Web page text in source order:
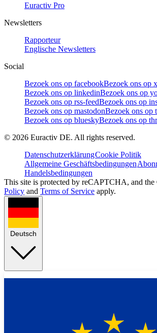
Euractiv Pro
Newsletters
Rapporteur
Englische Newsletters
Social
Bezoek ons op facebookBezoek ons op x
Bezoek ons op linkedinBezoek ons op
Bezoek ons op rss-feedBezoek ons op
Bezoek ons op mastodonBezoek ons op
Bezoek ons op blueskyBezoek ons op
© 2026 Euractiv DE. All rights reserved.
DatenschutzerklärungCookie Politik
Allgemeine Geschäftsbedingungen
Handelsbedingungen
This site is protected by reCAPTCHA, and the
Policy and Terms of Service apply.
Deutsch